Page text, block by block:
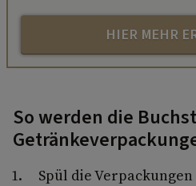
HIER MEHR
So werden die
Spül die